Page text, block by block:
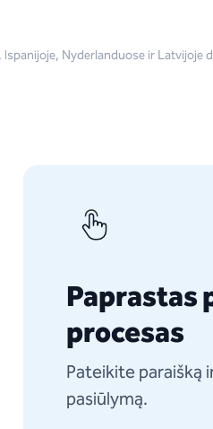
Nyderlanduose ir Latvijoje
Paprastas
procesas
Pateikite
pasiūlymą.